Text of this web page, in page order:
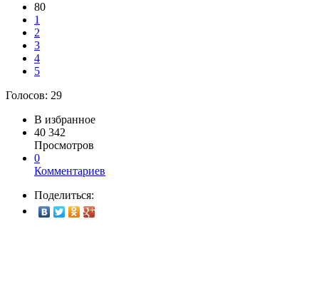
80
1
2
3
4
5
Голосов: 29
В избранное
40 342
Просмотров
0
Комментариев
Поделиться: